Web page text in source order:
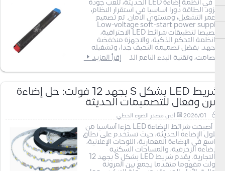
في أنظمة إضاءة LED الحديثة، تلعب جودة
مزود الطاقة دورا اساسيا في استقرار النظام،
وعمر التشغيل، ومستوى الامان. تم تصميم
Low-voltage soft-start power supply
خصيصا لتطبيقات شرائط LED الاحترافية،
وانظمة التحكم الذكية، والاجهزة منخفضة
الجهد. بفضل تصميمه النحيف جدا، وتشغيله
الصامت، وتقنية البدء الناعم الذ
إقرأ المزيد
شريط LED بشكل S بجهد 12 فولت: حل إضاءة
مرن وفعال للتصميمات الحديثة
2026/01 أدى مصدر الضوء الخطي
أصبحت شرائط الإضاءة LED جزءا أساسيا من
حلول الإضاءة الحديثة، حيث تستخدم على نطاق
واسع في الإضاءة المعمارية، اللوحات الإعلانية،
الإضاءة الزخرفية، والمساحات السكنية
والتجارية. يقدم شريط LED بشكل S بجهد 12
فولت مفهوما متقدما يجمع بين المرونة